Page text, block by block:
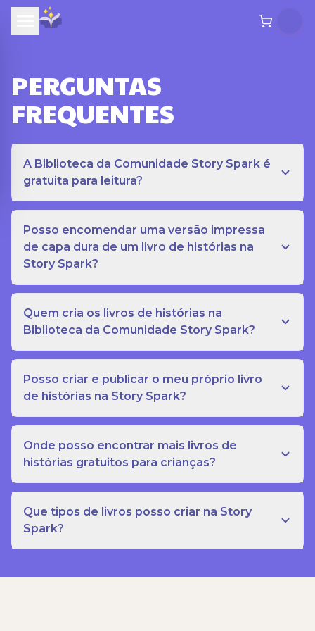
PERGUNTAS
FREQUENTES
A Biblioteca da Comunidade Story Spark é
gratuita para leitura?
Posso encomendar uma versão impressa
de capa dura de um livro de histórias na
Story Spark?
Quem cria os livros de histórias na
Biblioteca da Comunidade Story Spark?
Posso criar e publicar o meu próprio livro
de histórias na Story Spark?
Onde posso encontrar mais livros de
histórias gratuitos para crianças?
Que tipos de livros posso criar na Story
Spark?